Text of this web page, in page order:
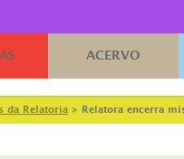
ACERVO
da Relatoria > Relatora encerra